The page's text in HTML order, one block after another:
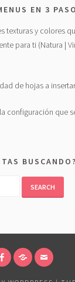
EN 3
texturas y colores
para ti (Natura |
de hojas a
configuración que
BUSCANDO?
SEARCH